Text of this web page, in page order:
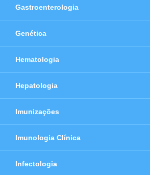
Gastroenterologia
Genética
Hematologia
Hepatologia
Imunizações
Imunologia Clínica
Infectologia